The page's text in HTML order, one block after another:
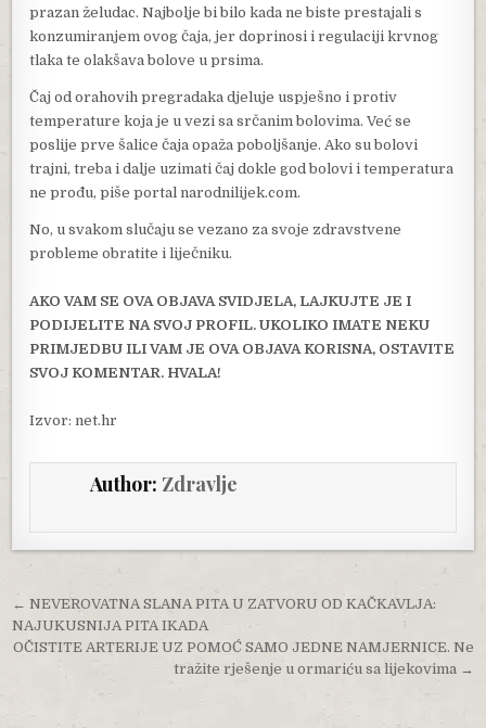
prazan želudac. Najbolje bi bilo kada ne biste prestajali s
konzumiranjem ovog čaja, jer doprinosi i regulaciji krvnog
tlaka te olakšava bolove u prsima.
Čaj od orahovih pregradaka djeluje uspješno i protiv
temperature koja je u vezi sa srčanim bolovima. Već se
poslije prve šalice čaja opaža poboljšanje. Ako su bolovi
trajni, treba i dalje uzimati čaj dokle god bolovi i temperatura
ne prođu, piše portal narodnilijek.com.
No, u svakom slučaju se vezano za svoje zdravstvene
probleme obratite i liječniku.
AKO VAM SE OVA OBJAVA SVIDJELA, LAJKUJTE JE I
PODIJELITE NA SVOJ PROFIL. UKOLIKO IMATE NEKU
PRIMJEDBU ILI VAM JE OVA OBJAVA KORISNA, OSTAVITE
SVOJ KOMENTAR. HVALA!
Izvor: net.hr
Author: Zdravlje
Post navigation
← NEVEROVATNA SLANA PITA U ZATVORU OD KAČKAVLJA:
NAJUKUSNIJA PITA IKADA
OČISTITE ARTERIJE UZ POMOĆ SAMO JEDNE NAMJERNICE. Ne
tražite rješenje u ormariću sa lijekovima →